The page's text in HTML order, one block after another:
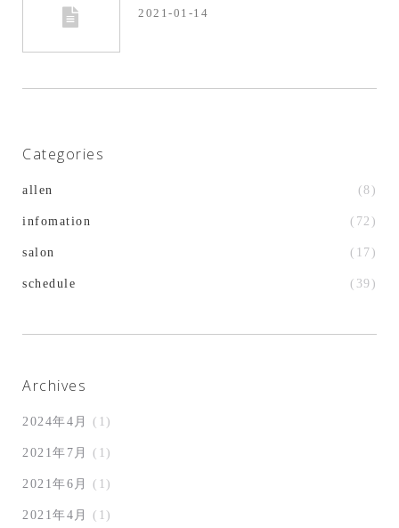
2021-01-14
Categories
allen (8)
infomation (72)
salon (17)
schedule (39)
Archives
2024年4月 (1)
2021年7月 (1)
2021年6月 (1)
2021年4月 (1)